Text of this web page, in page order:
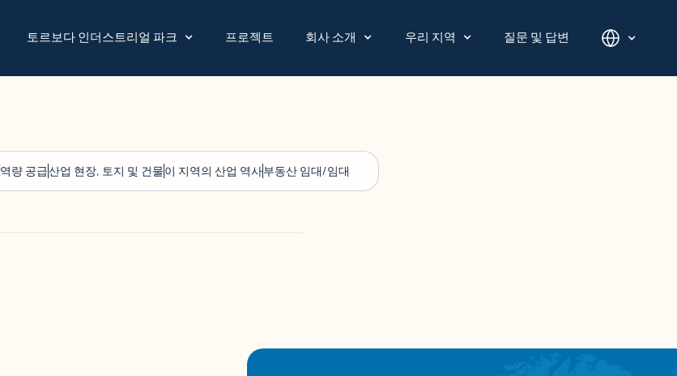
토르보다 인더스트리얼 파크 프로젝트 회사 소개 우리 지역 질문 및 답변
역량 공급산업 현장, 토지 및 건물이 지역의 산업 역사부동산 임대/임대